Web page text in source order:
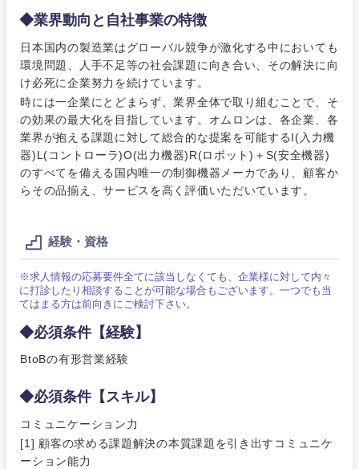
◆業界動向と自社事業の特徴
日本国内の製造業はグローバル競争が激化する中においても
環境問題、人手不足等の社会課題に向き合い、その解決に向
け必死に企業努力を続けています。
時には一企業にとどまらず、業界全体で取り組むことで、そ
の効果の最大化を目指しています。オムロンは、各企業、各
業界が抱える課題に対して総合的な提案を可能するI(入力機
器)L(コントローラ)O(出力機器)R(ロボット)＋S(安全機器)
のすべてを備える国内唯一の制御機器メーカであり、顧客か
らその品揃え、サービスを高く評価いただいています。
経験・資格
※求人情報の応募要件全てに該当しなくても、企業様に対して内々
に打診したり相談することが可能な場合もございます。一つでも当
てはまる方は前向きにご検討下さい。
◆必須条件【経験】
BtoBの有形営業経験
◆必須条件【スキル】
コミュニケーション力
[1] 顧客の求める課題解決の本質課題を引き出すコミュニケ
ーション能力
技術職
（モノづ
くり）
金融専門
職
メディカ
ル
不動産専
建設・施
工管理
事務職
事務職
その他
広告・宣伝・印刷
マスメディア
エンターテイメント
法律・特許事務所・監査法人
サービス
その他
関東地方
群馬県
千葉県 東京都
神奈川県